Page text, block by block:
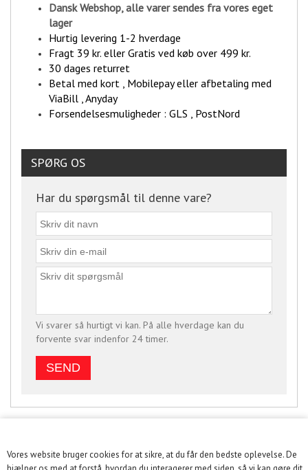
Vores website bruger cookies for at sikre, at du får den bedste oplevelse. De
Dansk Webshop, alle varer sendes fra vores eget
lager
Hurtig levering 1-2 hverdage
Fragt 39 kr. eller Gratis ved køb over 499 kr.
30 dages returret
Betal med kort , Mobilepay eller afbetaling med
ViaBill , Anyday
Forsendelsesmuligheder : GLS , PostNord
SPØRG OS
Har du spørgsmål til denne vare?
Vi svarer så hurtigt vi kan. På alle hverdage kan du
forvente svar indenfor 24 timer.